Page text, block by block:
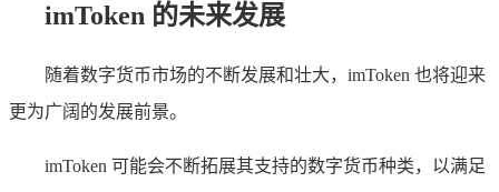
imToken 的未来发展
随着数字货币市场的不断发展和壮大，imToken 也将迎来
更为广阔的发展前景。
imToken 可能会不断拓展其支持的数字货币种类，以满足